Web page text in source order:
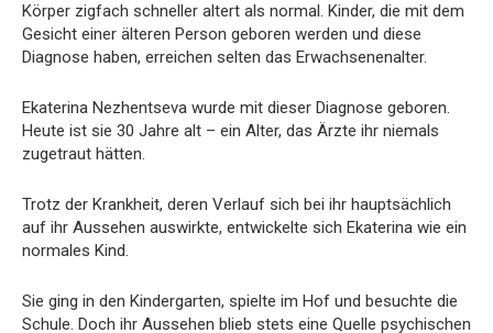
Körper zigfach schneller altert als normal. Kinder, die mit dem
Gesicht einer älteren Person geboren werden und diese
Diagnose haben, erreichen selten das Erwachsenenalter.
Ekaterina Nezhentseva wurde mit dieser Diagnose geboren.
Heute ist sie 30 Jahre alt – ein Alter, das Ärzte ihr niemals
zugetraut hätten.
Trotz der Krankheit, deren Verlauf sich bei ihr hauptsächlich
auf ihr Aussehen auswirkte, entwickelte sich Ekaterina wie ein
normales Kind.
Sie ging in den Kindergarten, spielte im Hof und besuchte die
Schule. Doch ihr Aussehen blieb stets eine Quelle psychischen